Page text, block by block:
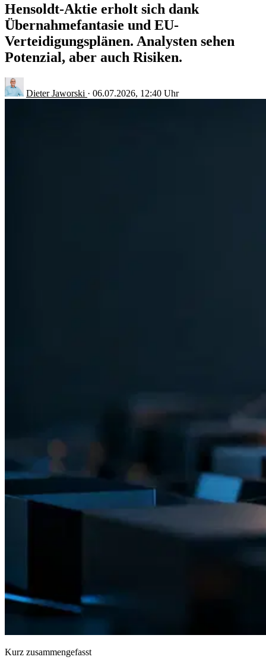
Hensoldt-Aktie erholt sich dank
Übernahmefantasie und EU-
Verteidigungsplänen. Analysten sehen
Potenzial, aber auch Risiken.
Dieter Jaworski · 06.07.2026, 12:40 Uhr
Kurz zusammengefasst